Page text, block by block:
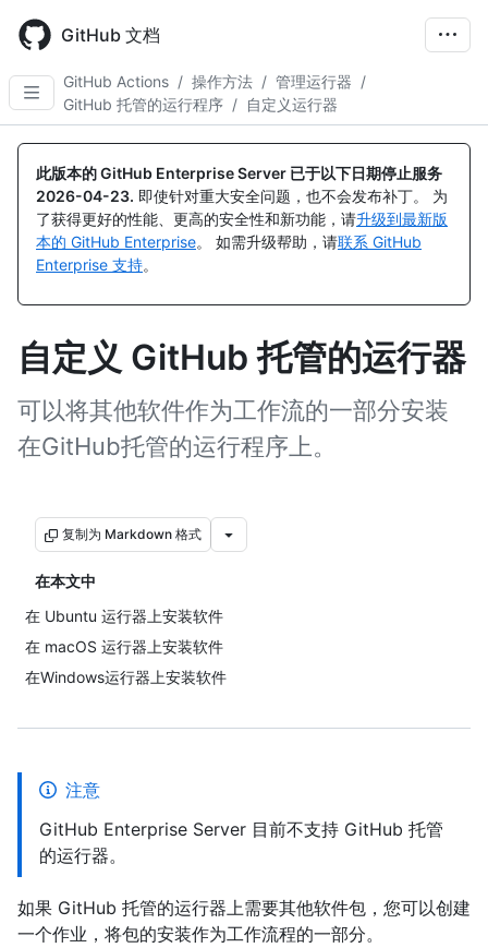
main
content
GitHub 文档
GitHub Actions / 操作方法 / 管理运行器 /
GitHub 托管的运行程序 / 自定义运行器
此版本的 GitHub Enterprise Server 已于以下日期停止服务
2026-04-23. 即使针对重大安全问题，也不会发布补丁。 为
了获得更好的性能、更高的安全性和新功能，请升级到最新版
本的 GitHub Enterprise。 如需升级帮助，请联系 GitHub
Enterprise 支持。
自定义 GitHub 托管的运行器
可以将其他软件作为工作流的一部分安装
在GitHub托管的运行程序上。
复制为 Markdown 格式
在本文中
在 Ubuntu 运行器上安装软件
在 macOS 运行器上安装软件
在Windows运行器上安装软件
注意
GitHub Enterprise Server 目前不支持 GitHub 托管
的运行器。
如果 GitHub 托管的运行器上需要其他软件包，您可以创建
一个作业，将包的安装作为工作流程的一部分。